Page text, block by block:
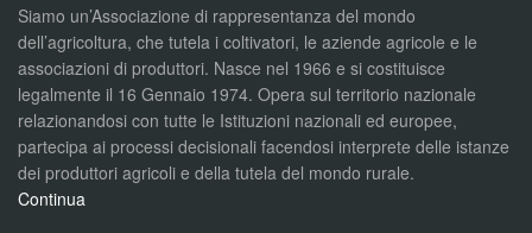
Siamo un’Associazione di rappresentanza del mondo
dell’agricoltura, che tutela i coltivatori, le aziende agricole e le
associazioni di produttori. Nasce nel 1966 e si costituisce
legalmente il 16 Gennaio 1974. Opera sul territorio nazionale
relazionandosi con tutte le Istituzioni nazionali ed europee,
partecipa ai processi decisionali facendosi interprete delle istanze
dei produttori agricoli e della tutela del mondo rurale.
Continua